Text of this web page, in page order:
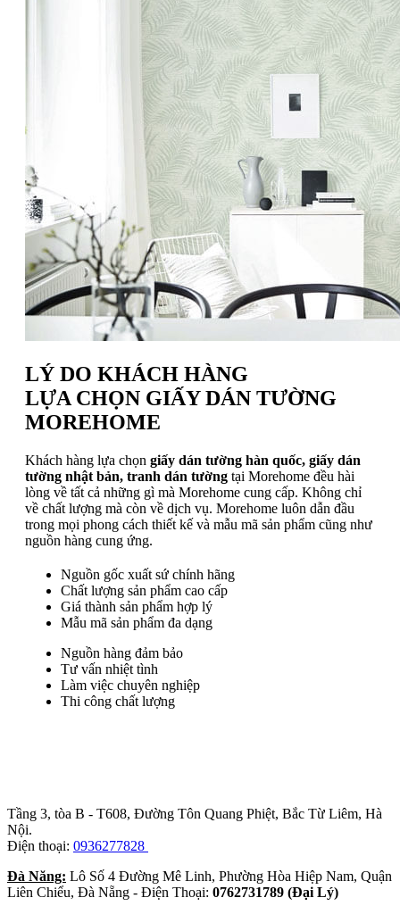
LÝ DO KHÁCH HÀNG
LỰA CHỌN GIẤY DÁN TƯỜNG
MOREHOME
Khách hàng lựa chọn giấy dán tường hàn quốc, giấy dán
tường nhật bản, tranh dán tường tại Morehome đều hài
lòng về tất cả những gì mà Morehome cung cấp. Không chỉ
về chất lượng mà còn về dịch vụ. Morehome luôn dẫn đầu
trong mọi phong cách thiết kế và mẫu mã sản phẩm cũng như
nguồn hàng cung ứng.
Nguồn gốc xuất sứ chính hãng
Chất lượng sản phẩm cao cấp
Giá thành sản phẩm hợp lý
Mẫu mã sản phẩm đa dạng
Nguồn hàng đảm bảo
Tư vấn nhiệt tình
Làm việc chuyên nghiệp
Thi công chất lượng
Tầng 3, tòa B - T608, Đường Tôn Quang Phiệt, Bắc Từ Liêm, Hà
Nội.
Điện thoại: 0936277828
Đà Năng: Lô Số 4 Đường Mê Linh, Phường Hòa Hiệp Nam, Quận
Liên Chiểu, Đà Nẵng - Điện Thoại: 0762731789 (Đại Lý)